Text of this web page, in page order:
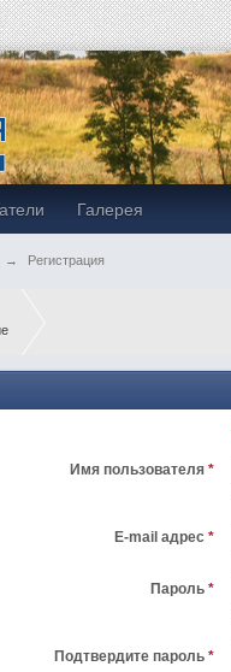
Галерея
→ Регистрация
Имя пользователя *
E-mail адрес *
Пароль *
Подтвердите пароль *